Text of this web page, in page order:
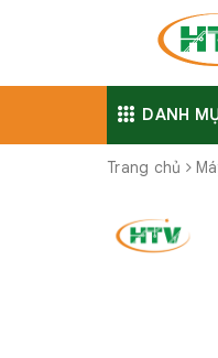
DANH
Trang chủ